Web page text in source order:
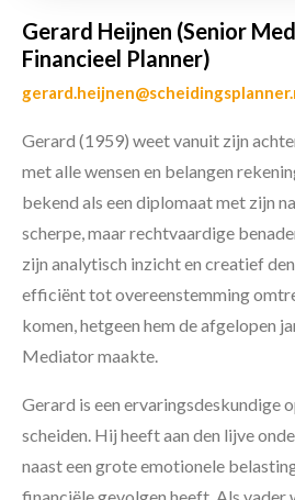
Gerard Heijnen (Senior
Financieel Planner)
Gerard (1959) weet vanuit zijn
met alle wensen en belangen
bekend als een diplomaat met zijn
scherpe, maar rechtvaardige
zijn analytisch inzicht en creatief
efficiënt tot overeenstemming
komen, hetgeen hem de afgelopen
Mediator maakte.
Gerard is een ervaringsdeskundige
scheiden. Hij heeft aan den lijve
naast een grote emotionele